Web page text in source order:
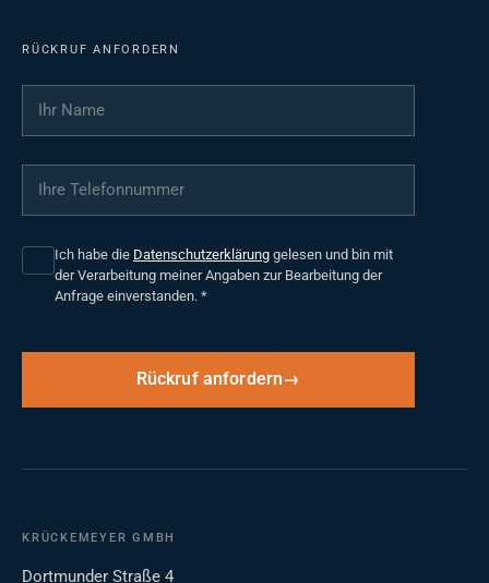
RÜCKRUF ANFORDERN
Ihr Name
Ihre Telefonnummer
Ich habe die Datenschutzerklärung gelesen und bin mit
der Verarbeitung meiner Angaben zur Bearbeitung der
Anfrage einverstanden. *
Rückruf anfordern
KRÜCKEMEYER GMBH
Dortmunder Straße 4